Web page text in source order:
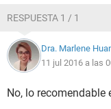
RESPUESTA 1 / 1
Dra. Marlene
11 jul 2016 a las
No, lo recomendable